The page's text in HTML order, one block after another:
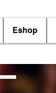
Eshop